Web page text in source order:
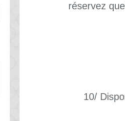
réservez
10/